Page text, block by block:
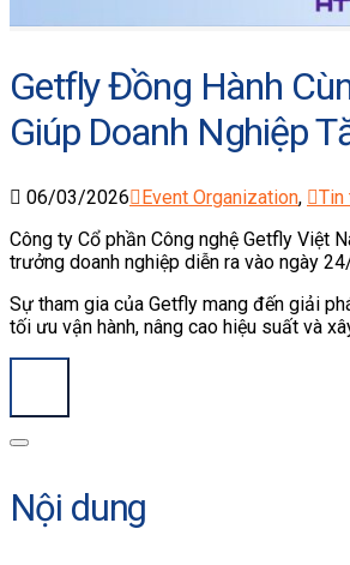
Getfly Đồng Hành
Giúp Doanh Nghiệp
06/03/2026 Event Organization,
Tin
Công ty Cổ phần Công nghệ Getfly Việt
trưởng doanh nghiệp diễn ra vào ngày
Sự tham gia của Getfly mang đến giải
tối ưu vận hành, nâng cao hiệu suất và
Nội dung